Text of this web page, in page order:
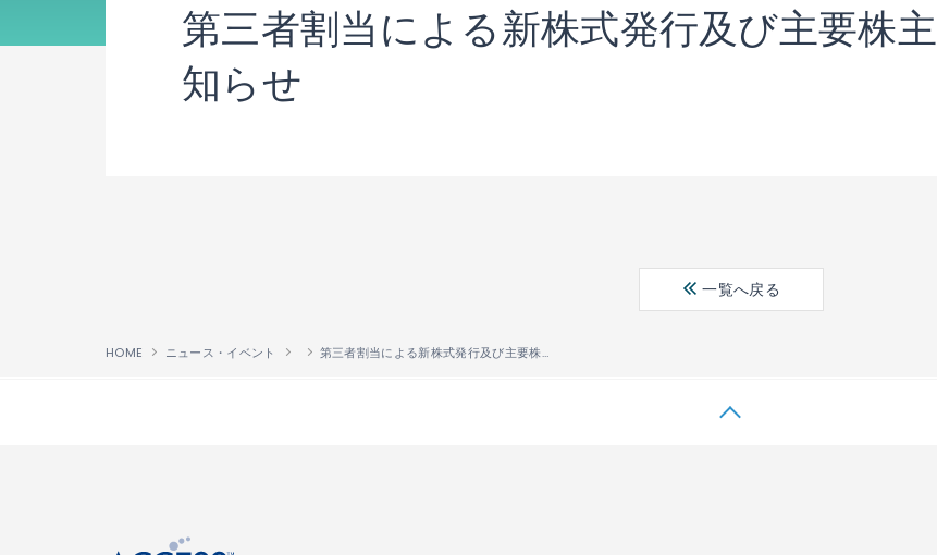
第三者割当による新株式発行及び主要株
知らせ
一覧へ戻る
HOME ニュース・イベント 第三者割当による新株式発行及び主要株主の異動に関するお知らせ